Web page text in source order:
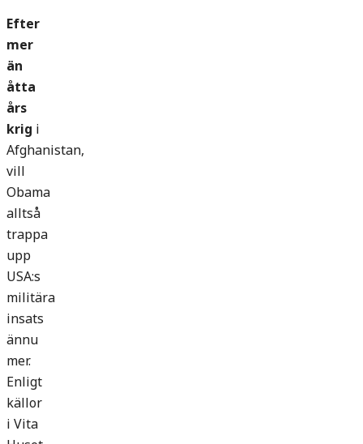
Efter
mer
än
åtta
års
krigi
Afghanistan,
vill
Obama
alltså
trappa
upp
USA:s
militära
insats
ännu
mer.
Enligt
källor
i Vita